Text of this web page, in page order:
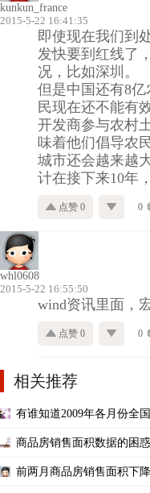
kunkun_france
2015-5-22 16:41:35
即使现在我们到
发快要到红线了
况，比如深圳。
但是中国还有8
民现在还不能有
开发商参与农村
味着他们倡导农
城市还会越来越
计在接下来10年
点赞 0 0
whl0608
2015-5-22 16:55:50
wind资讯里面，
点赞 0 0
相关推荐
有谁知道2009年各月份全
商品房销售面积数据的困惑
前两月商品房销售面积下